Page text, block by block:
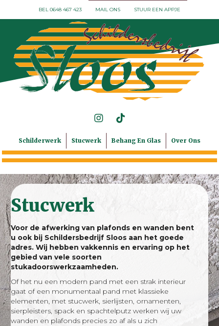
BEL 0648 467 423 MAIL ONS STUUR EEN APPJE
Schilderwerk Stucwerk Behang En Glas Over Ons
Stucwerk
Voor de afwerking van plafonds en wanden bent
u ook bij Schildersbedrijf Sloos aan het goede
adres. Wij hebben vakkennis en ervaring op het
gebied van vele soorten
stukadoorswerkzaamheden.
Of het nu een modern pand met een strak interieur
gaat of een monumentaal pand met klassieke
elementen, met stucwerk, sierlijsten, ornamenten,
sierpleisters, spack en spachtelputz werken wij uw
wanden en plafonds precies zo af als u zich